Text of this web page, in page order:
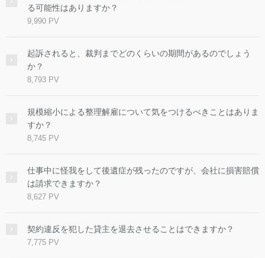
る可能性はありますか？
9,990 PV
起訴されると、裁判までどのくらいの期間があるのでしょう
か？
8,793 PV
規模縮小による整理解雇について気をつけるべきことはありま
すか？
8,745 PV
仕事中に怪我をして後遺症が残ったのですが、会社に損害賠償
は請求できますか？
8,627 PV
契約違反を犯した貸主を退去させることはできますか？
7,775 PV